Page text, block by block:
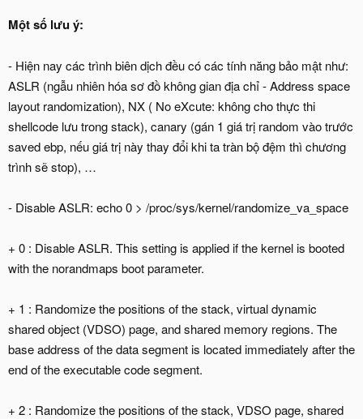
Một số lưu ý:
- Hiện nay các trình biên dịch đều có các tính năng bảo mật như:
ASLR (ngẫu nhiên hóa sơ đồ không gian địa chỉ - Address space
layout randomization), NX ( No eXcute: không cho thực thi
shellcode lưu trong stack), canary (gán 1 giá trị random vào trước
saved ebp, nếu giá trị này thay đổi khi ta tràn bộ đệm thì chương
trình sẽ stop), …
- Disable ASLR: echo 0 > /proc/sys/kernel/randomize_va_space
+ 0 : Disable ASLR. This setting is applied if the kernel is booted
with the norandmaps boot parameter.
+ 1 : Randomize the positions of the stack, virtual dynamic
shared object (VDSO) page, and shared memory regions. The
base address of the data segment is located immediately after the
end of the executable code segment.
+ 2 : Randomize the positions of the stack, VDSO page, shared